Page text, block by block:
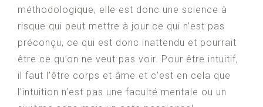
méthodologique, elle est donc une science à
risque qui peut mettre à jour ce qui n’est pas
préconçu, ce qui est donc inattendu et pourrait
être ce qu’on ne veut pas voir. Pour être intuitif,
il faut l’être corps et âme et c’est en cela que
l’intuition n’est pas une faculté mentale ou un